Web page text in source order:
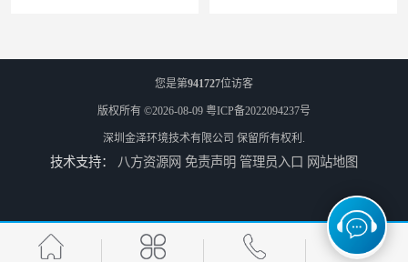
W型初效过滤器厂 广州无隔板中效过滤器厂家 金泽 无隔板中效过滤器厂家 南京W型初效过滤器厂家 金泽
您是第941727位访客
版权所有 ©2026-08-09 粤ICP备2022094237号
深圳金泽环境技术有限公司 保留所有权利.
技术支持： 八方资源网 免责声明 管理员入口 网站地图